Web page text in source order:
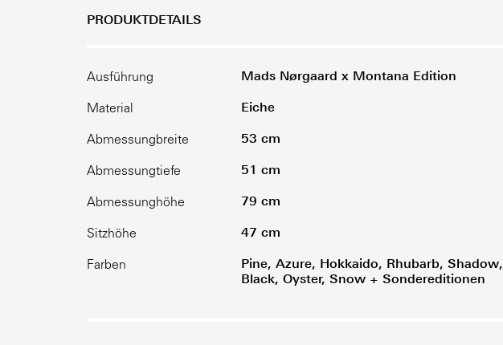
PRODUKTDETAILS
Ausführung Mads Nørgaard x Montana Edition
Material Eiche
Abmessungbreite 53 cm
Abmessungtiefe 51 cm
Abmessunghöhe 79 cm
Sitzhöhe 47 cm
Farben
Pine, Azure, Hokkaido, Rhubarb, Shadow,
Black, Oyster, Snow + Sondereditionen